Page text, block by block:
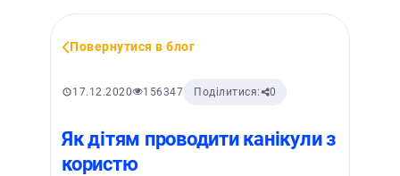
Повернутися в блог
17.12.2020 Поділитися: 0
156347
Як дітям проводити канікули з
користю